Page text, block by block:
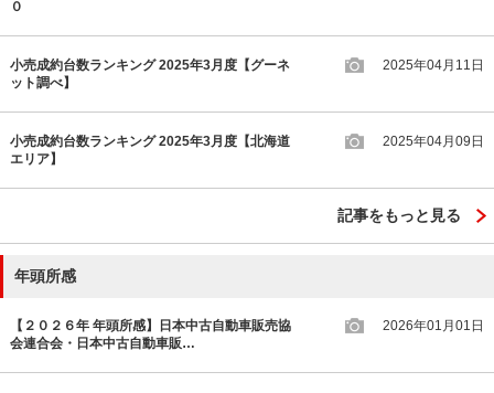
０
小売成約台数ランキング 2025年3月度【グーネ
ット調べ】
2025年04月11日
小売成約台数ランキング 2025年3月度【北海道
エリア】
2025年04月09日
記事をもっと見る
年頭所感
【２０２６年 年頭所感】日本中古自動車販売協
会連合会・日本中古自動車販…
2026年01月01日